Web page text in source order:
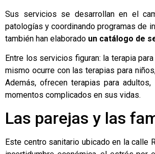
Sus servicios se desarrollan en el
patologías y coordinando programas de
también han elaborado un catálogo de
Entre los servicios figuran: la terapia
mismo ocurre con las terapias para
Además, ofrecen terapias para
momentos complicados en sus vidas.
Las parejas y las
Este centro sanitario ubicado en la calle